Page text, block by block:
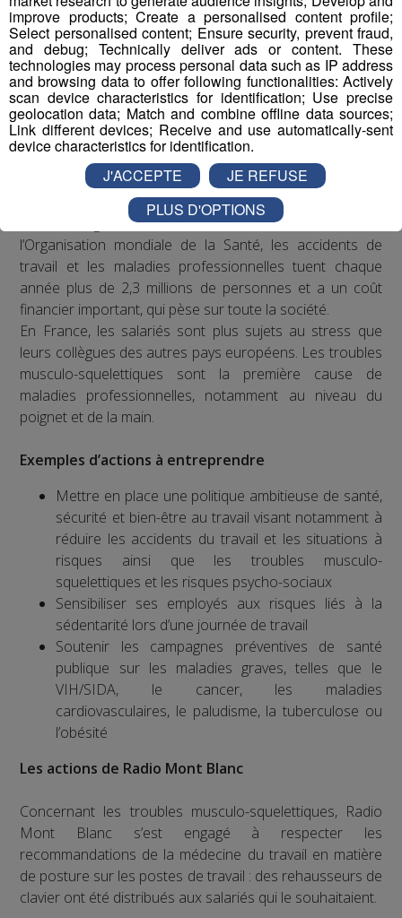
Selon l’Organisation internationale du Travail et
l’Organisation mondiale de la Santé, les accidents de
travail et les maladies professionnelles tuent chaque
année plus de 2,3 millions de personnes et a un coût
financier important, qui pèse sur toute la société.
En France, les salariés sont plus sujets au stress que
leurs collègues des autres pays européens. Les troubles
musculo-squelettiques sont la première cause de
maladies professionnelles, notamment au niveau du
poignet et de la main.
Exemples d’actions à entreprendre
Mettre en place une politique ambitieuse de santé,
sécurité et bien-être au travail visant notamment à
réduire les accidents du travail et les situations à
risques ainsi que les troubles musculo-
squelettiques et les risques psycho-sociaux
Sensibiliser ses employés aux risques liés à la
sédentarité lors d’une journée de travail
Soutenir les campagnes préventives de santé
publique sur les maladies graves, telles que le
VIH/SIDA, le cancer, les maladies
cardiovasculaires, le paludisme, la tuberculose ou
l’obésité
Les actions de Radio Mont Blanc
Concernant les troubles musculo-squelettiques, Radio
Mont Blanc s’est engagé à respecter les
recommandations de la médecine du travail en matière
de posture sur les postes de travail : des rehausseurs de
clavier ont été distribués aux salariés qui le souhaitaient.
improve products; Create a personalised content profile;
Select personalised content; Ensure security, prevent fraud,
and debug; Technically deliver ads or content. These
technologies may process personal data such as IP address
and browsing data to offer following functionalities: Actively
scan device characteristics for identification; Use precise
geolocation data; Match and combine offline data sources;
Link different devices; Receive and use automatically-sent
device characteristics for identification.
J'ACCEPTE
JE REFUSE
PLUS D'OPTIONS